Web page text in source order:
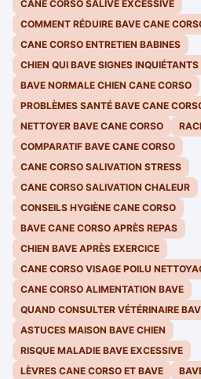
CANE CORSO SALIVE EXCESSIVE
COMMENT RÉDUIRE BAVE CANE
CANE CORSO ENTRETIEN BABINES
CHIEN QUI BAVE SIGNES INQUIÉTANTS
BAVE NORMALE CHIEN CANE CORSO
PROBLÈMES SANTÉ BAVE CANE
NETTOYER BAVE CANE CORSO
COMPARATIF BAVE CANE CORSO
CANE CORSO SALIVATION STRESS
CANE CORSO SALIVATION CHALEUR
CONSEILS HYGIÈNE CANE CORSO
BAVE CANE CORSO APRÈS REPAS
CHIEN BAVE APRÈS EXERCICE
CANE CORSO VISAGE POILU
CANE CORSO ALIMENTATION BAVE
QUAND CONSULTER VÉTÉRINAIRE
ASTUCES MAISON BAVE CHIEN
RISQUE MALADIE BAVE EXCESSIVE
LÈVRES CANE CORSO ET BAVE